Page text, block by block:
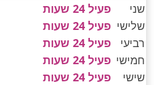
שני
פעיל 24 שעות
שלישי פעיל 24 שעות
רביעי
פעיל 24 שעות
חמישי פעיל 24 שעות
שישי
פעיל 24 שעות